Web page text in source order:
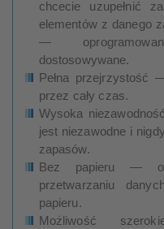
chcecie uzupełnić
elementów z danego
—
dostosowywane.
Pełna przejrzystość
przez cały czas.
Wysoka
jest niezawodne i
zapasów.
Bez papieru —
przetwarzaniu
papieru.
Możliwość